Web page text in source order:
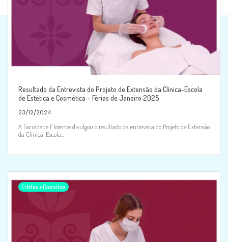
Resultado da Entrevista do Projeto de Extensão da Clínica-Escola
de Estética e Cosmética – Férias de Janeiro 2025
23/12/2024
A Faculdade Florence divulgou o resultado da entrevista do Projeto de Extensão
da Clínica-Escola...
Estética e Cosmética